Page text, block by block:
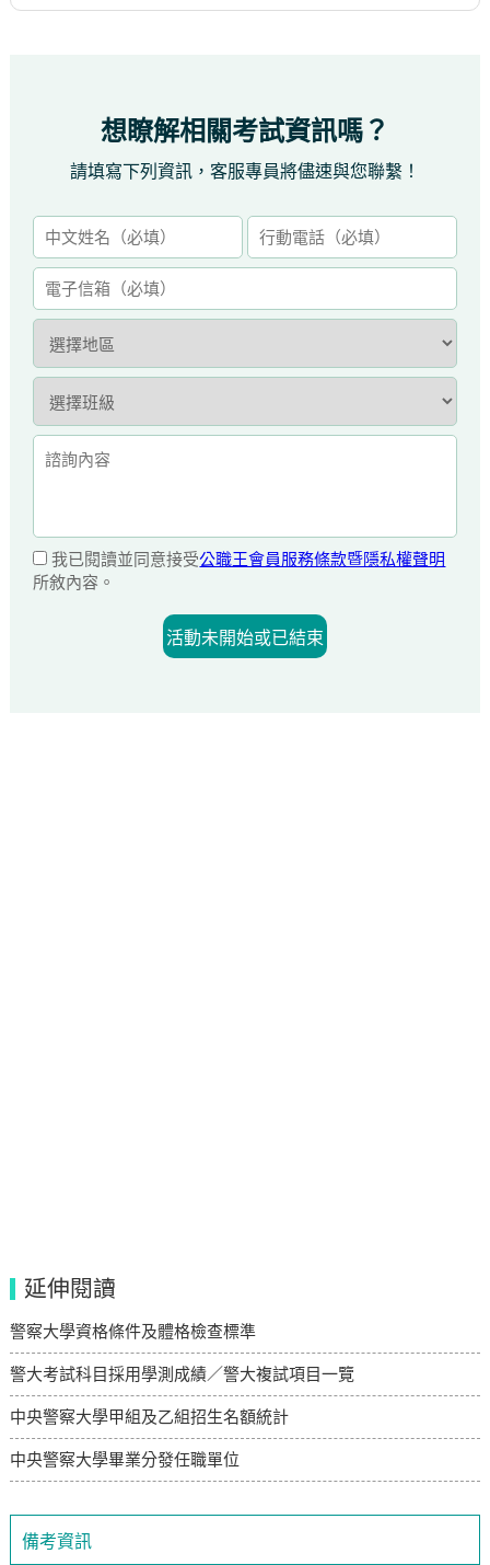
備考資訊
想瞭解相關考試資訊嗎？
請填寫下列資訊，客服專員將儘速與您聯繫！
我已閱讀並同意接受公職王會員服務條款暨隱私權聲明
所敘內容。
活動未開始或已結束
延伸閱讀
警察大學資格條件及體格檢查標準
警大考試科目採用學測成績／警大複試項目一覽
中央警察大學甲組及乙組招生名額統計
中央警察大學畢業分發任職單位